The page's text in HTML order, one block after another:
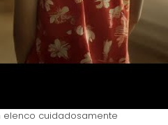
elenco cuidadosamente